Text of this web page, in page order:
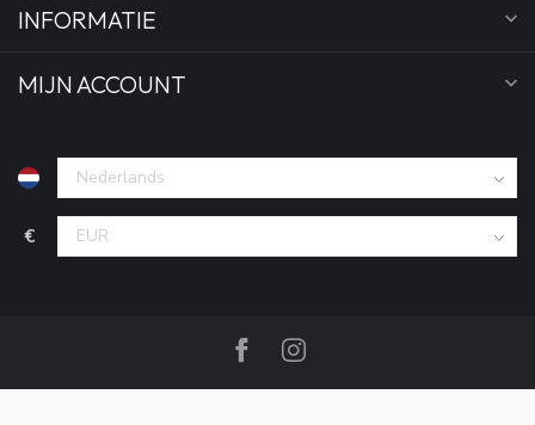
INFORMATIE
MIJN ACCOUNT
€